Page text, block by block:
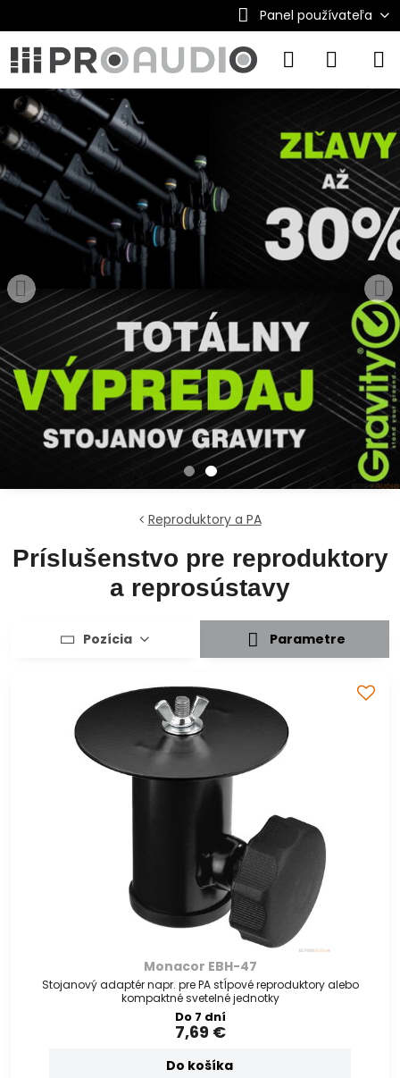
Panel používateľa
Reproduktory a PA
Príslušenstvo pre reproduktory
a reprosústavy
Pozícia Parametre
Monacor EBH-47
Stojanový adaptér napr. pre PA stĺpové reproduktory alebo
kompaktné svetelné jednotky
Do 7 dní
7,69 €
Do košíka